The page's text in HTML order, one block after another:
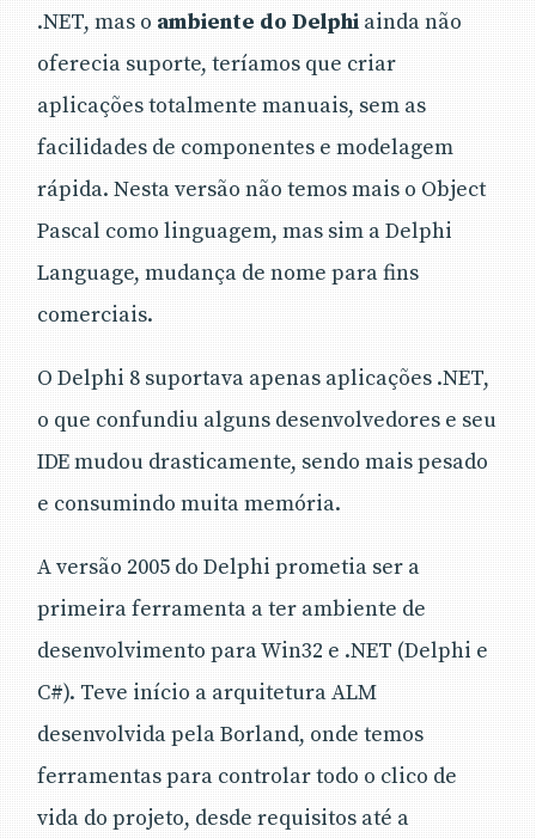
.NET, mas o ambiente do Delphi ainda não
oferecia suporte, teríamos que criar
aplicações totalmente manuais, sem as
facilidades de componentes e modelagem
rápida. Nesta versão não temos mais o Object
Pascal como linguagem, mas sim a Delphi
Language, mudança de nome para fins
comerciais.
O Delphi 8 suportava apenas aplicações .NET,
o que confundiu alguns desenvolvedores e seu
IDE mudou drasticamente, sendo mais pesado
e consumindo muita memória.
A versão 2005 do Delphi prometia ser a
primeira ferramenta a ter ambiente de
desenvolvimento para Win32 e .NET (Delphi e
C#). Teve início a arquitetura ALM
desenvolvida pela Borland, onde temos
ferramentas para controlar todo o clico de
vida do projeto, desde requisitos até a